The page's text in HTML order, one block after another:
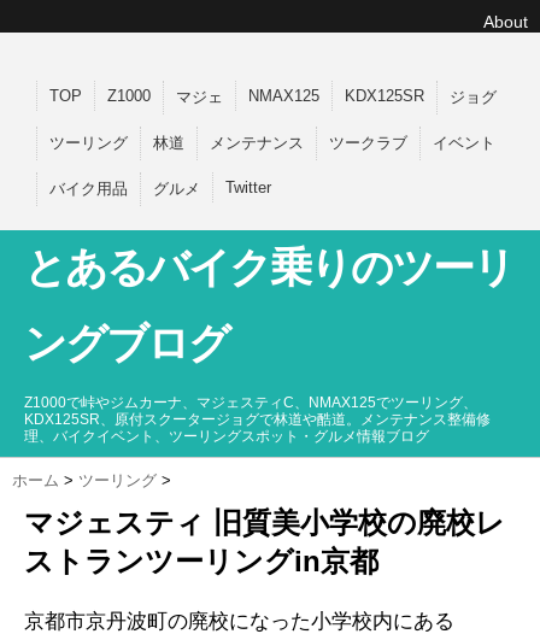
About
TOP Z1000 マジェ NMAX125 KDX125SR ジョグ
ツーリング 林道 メンテナンス ツークラブ イベント
バイク用品 グルメ Twitter
とあるバイク乗りのツーリ
ングブログ
Z1000で峠やジムカーナ、マジェスティC、NMAX125でツーリング、
KDX125SR、原付スクータージョグで林道や酷道。メンテナンス整備修
理、バイクイベント、ツーリングスポット・グルメ情報ブログ
ホーム > ツーリング >
マジェスティ 旧質美小学校の廃校レ
ストランツーリングin京都
京都市京丹波町の廃校になった小学校内にある